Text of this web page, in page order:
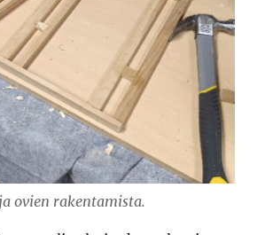
ovien rakentamista.